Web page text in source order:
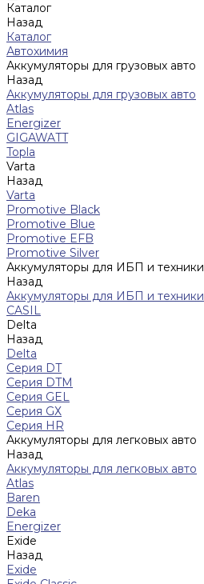
Каталог
Назад
Каталог
Автохимия
Аккумуляторы для грузовых авто
Назад
Аккумуляторы для грузовых авто
Atlas
Energizer
GIGAWATT
Topla
Varta
Назад
Varta
Promotive Black
Promotive Blue
Promotive EFB
Promotive Silver
Аккумуляторы для ИБП и техники
Назад
Аккумуляторы для ИБП и техники
CASIL
Delta
Назад
Delta
Серия DT
Серия DTM
Серия GEL
Серия GХ
Серия HR
Аккумуляторы для легковых авто
Назад
Аккумуляторы для легковых авто
Atlas
Baren
Deka
Energizer
Exide
Назад
Exide